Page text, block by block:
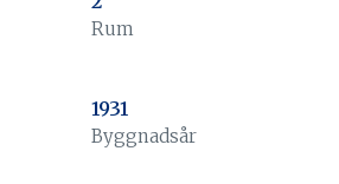
Rum
1931
Byggnadsår